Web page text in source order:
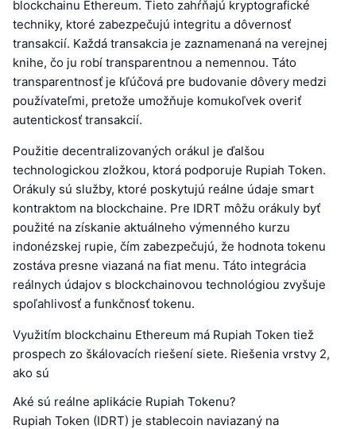
blockchainu Ethereum. Tieto zahŕňajú kryptografické
techniky, ktoré zabezpečujú integritu a dôvernosť
transakcií. Každá transakcia je zaznamenaná na verejnej
knihe, čo ju robí transparentnou a nemennou. Táto
transparentnosť je kľúčová pre budovanie dôvery medzi
používateľmi, pretože umožňuje komukoľvek overiť
autentickosť transakcií.
Použitie decentralizovaných orákul je ďalšou
technologickou zložkou, ktorá podporuje Rupiah Token.
Orákuly sú služby, ktoré poskytujú reálne údaje smart
kontraktom na blockchaine. Pre IDRT môžu orákuly byť
použité na získanie aktuálneho výmenného kurzu
indonézskej rupie, čím zabezpečujú, že hodnota tokenu
zostáva presne viazaná na fiat menu. Táto integrácia
reálnych údajov s blockchainovou technológiou zvyšuje
spoľahlivosť a funkčnosť tokenu.
Využitím blockchainu Ethereum má Rupiah Token tiež
prospech zo škálovacích riešení siete. Riešenia vrstvy 2,
ako sú
Aké sú reálne aplikácie Rupiah Tokenu?
Rupiah Token (IDRT) je stablecoin naviazaný na